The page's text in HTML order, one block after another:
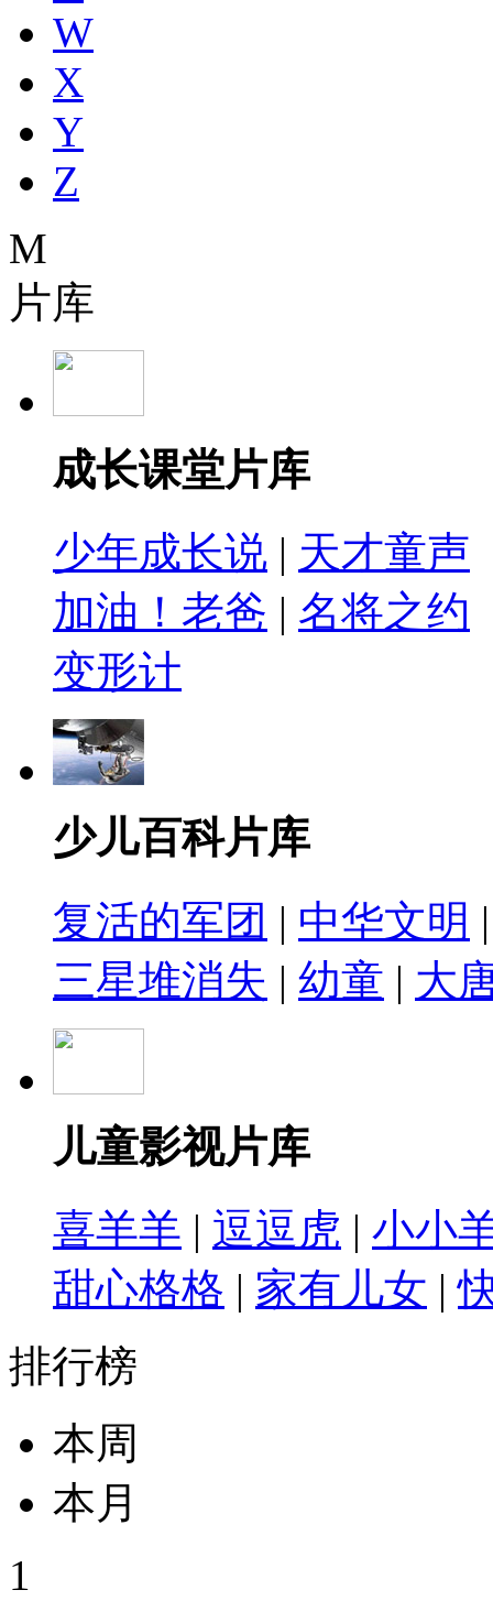
W
X
Y
Z
M
片库
成长课堂片库
少年成长说 | 天才童声
加油！老爸 | 名将之约
变形计
少儿百科片库
复活的军团 | 中华文明
三星堆消失 | 幼童 | 大
儿童影视片库
喜羊羊 | 逗逗虎 | 小小
甜心格格 | 家有儿女 |
排行榜
本周
本月
1